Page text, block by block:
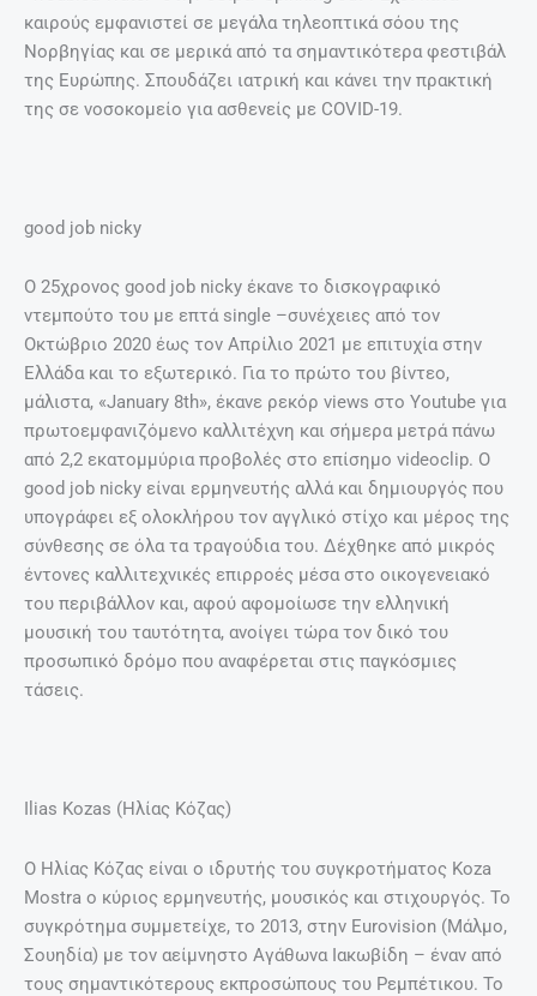
καιρούς εμφανιστεί σε μεγάλα τηλεοπτικά σόου της
Νορβηγίας και σε μερικά από τα σημαντικότερα φεστιβάλ
της Ευρώπης. Σπουδάζει ιατρική και κάνει την πρακτική
της σε νοσοκομείο για ασθενείς με COVID-19.
good job nicky
Ο 25χρονος good job nicky έκανε το δισκογραφικό
ντεμπούτο του με επτά single –συνέχειες από τον
Οκτώβριο 2020 έως τον Απρίλιο 2021 με επιτυχία στην
Ελλάδα και το εξωτερικό. Για το πρώτο του βίντεο,
μάλιστα, «January 8th», έκανε ρεκόρ views στο Youtube για
πρωτοεμφανιζόμενο καλλιτέχνη και σήμερα μετρά πάνω
από 2,2 εκατομμύρια προβολές στο επίσημο videoclip. O
good job nicky είναι ερμηνευτής αλλά και δημιουργός που
υπογράφει εξ ολοκλήρου τον αγγλικό στίχο και μέρος της
σύνθεσης σε όλα τα τραγούδια του. Δέχθηκε από μικρός
έντονες καλλιτεχνικές επιρροές μέσα στο οικογενειακό
του περιβάλλον και, αφού αφομοίωσε την ελληνική
μουσική του ταυτότητα, ανοίγει τώρα τον δικό του
προσωπικό δρόμο που αναφέρεται στις παγκόσμιες
τάσεις.
Ilias Kozas (Ηλίας Κόζας)
Ο Ηλίας Κόζας είναι ο ιδρυτής του συγκροτήματος Κoza
Mostra ο κύριος ερμηνευτής, μουσικός και στιχουργός. Το
συγκρότημα συμμετείχε, το 2013, στην Eurovision (Μάλμο,
Σουηδία) με τον αείμνηστο Αγάθωνα Ιακωβίδη – έναν από
τους σημαντικότερους εκπροσώπους του Ρεμπέτικου. Το